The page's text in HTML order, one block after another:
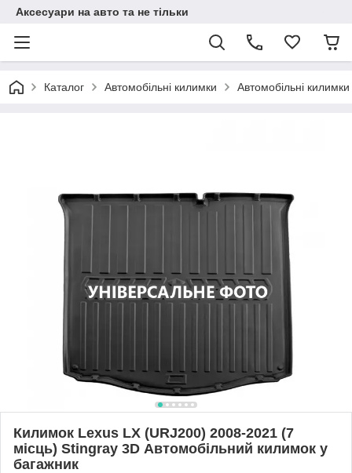
Аксесуари на авто та не тільки
Каталог Автомобільні килимки Автомобільні
Килимок Lexus LX (URJ200) 2008-2021 (7
місць) Stingray 3D Автомобільний килимок у
багажник